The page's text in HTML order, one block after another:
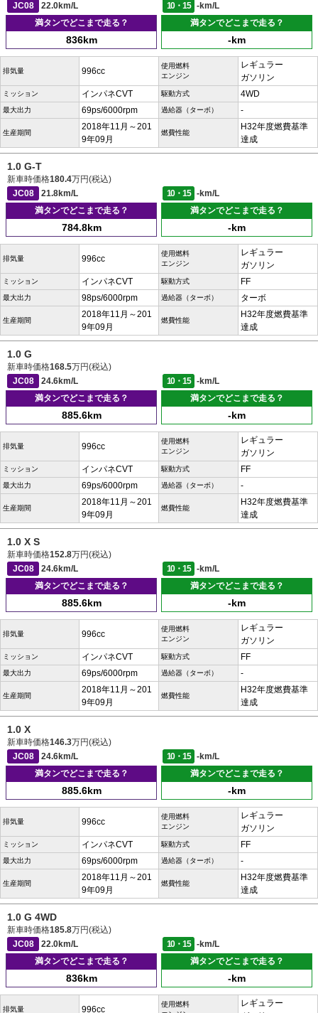
JC08
22.0km/L 10・15
-km/L
満タンでどこまで走る？
836km
満タンでどこまで走る？
-km
排気量 996cc
使用燃料
エンジン
レギュラー
ガソリン
ミッション インパネCVT 駆動方式 4WD
最大出力 69ps/6000rpm 過給器（ターボ） -
生産期間
2018年11月～201
9年09月
燃費性能
H32年度燃費基準
達成
1.0 G-T
新車時価格180.4万円(税込)
JC08
21.8km/L 10・15
-km/L
満タンでどこまで走る？
784.8km
満タンでどこまで走る？
-km
排気量 996cc
使用燃料
エンジン
レギュラー
ガソリン
ミッション インパネCVT 駆動方式 FF
最大出力 98ps/6000rpm 過給器（ターボ） ターボ
生産期間
2018年11月～201
9年09月
燃費性能
H32年度燃費基準
達成
1.0 G
新車時価格168.5万円(税込)
JC08
24.6km/L 10・15
-km/L
満タンでどこまで走る？
885.6km
満タンでどこまで走る？
-km
排気量 996cc
使用燃料
エンジン
レギュラー
ガソリン
ミッション インパネCVT 駆動方式 FF
最大出力 69ps/6000rpm 過給器（ターボ） -
生産期間
2018年11月～201
9年09月
燃費性能
H32年度燃費基準
達成
1.0 X S
新車時価格152.8万円(税込)
JC08
24.6km/L 10・15
-km/L
満タンでどこまで走る？
885.6km
満タンでどこまで走る？
-km
排気量 996cc
使用燃料
エンジン
レギュラー
ガソリン
ミッション インパネCVT 駆動方式 FF
最大出力 69ps/6000rpm 過給器（ターボ） -
生産期間
2018年11月～201
9年09月
燃費性能
H32年度燃費基準
達成
1.0 X
新車時価格146.3万円(税込)
JC08
24.6km/L 10・15
-km/L
満タンでどこまで走る？
885.6km
満タンでどこまで走る？
-km
排気量 996cc
使用燃料
エンジン
レギュラー
ガソリン
ミッション インパネCVT 駆動方式 FF
最大出力 69ps/6000rpm 過給器（ターボ） -
生産期間
2018年11月～201
9年09月
燃費性能
H32年度燃費基準
達成
1.0 G 4WD
新車時価格185.8万円(税込)
JC08
22.0km/L 10・15
-km/L
満タンでどこまで走る？
836km
満タンでどこまで走る？
-km
排気量 996cc
使用燃料
レギュラー